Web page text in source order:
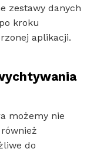
zestawy danych
kroku
aplikacji.
możemy nie
do